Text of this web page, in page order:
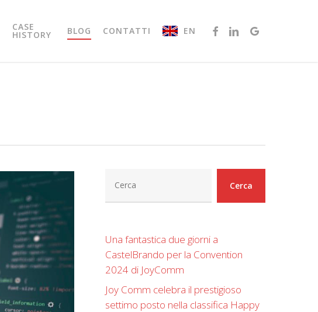
CASE
HISTORY BLOG CONTATTI EN FACEBOOK
LINKEDINGOOGLE-
PLUS
Cerca
Una fantastica due giorni a
CastelBrando per la Convention
2024 di JoyComm
Joy Comm celebra il prestigioso
settimo posto nella classifica Happy